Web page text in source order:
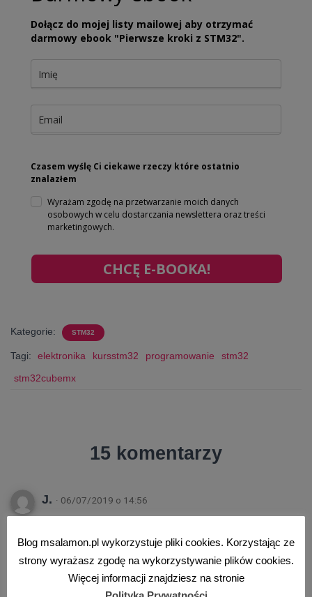
Dołącz do mojej listy mailowej aby otrzymać
darmowy ebook "Pierwsze kroki z STM32".
Czasem wyślę Ci ciekawe rzeczy które ostatnio
znalazłem
Wyrażam zgodę na przetwarzanie moich danych
osobowych w celu dostarczania newslettera oraz treści
marketingowych.
CHCĘ E-BOOKA!
Kategorie: STM32
Tagi: elektronika kursstm32 programowanie
stm32
stm32cubemx
15 komentarzy
J. · 06/07/2019 o 14:56
jak się instaluje najnowszą wersję. Na forbocie na
forum kilku użytkowników zgłaszało podobny
problem.
Blog msalamon.pl wykorzystuje pliki cookies. Korzystając ze
strony wyrażasz zgodę na wykorzystywanie plików cookies.
Więcej informacji znajdziesz na stronie